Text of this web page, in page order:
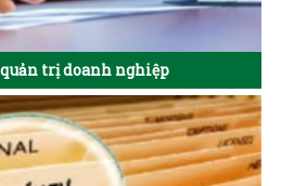
trị doanh nghiệp